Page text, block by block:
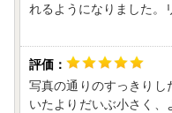
れるようになりました。
写真の通りのすっきりし
いたよりだいぶ小さく